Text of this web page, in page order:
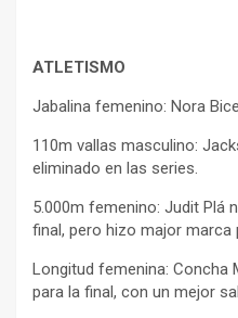
ATLETISMO
Jabalina femenino: Nora
110m vallas masculino:
eliminado en las series.
5.000m femenino: Judit Plá
final, pero hizo major marca
Longitud femenina: Concha
para la final, con un mejor